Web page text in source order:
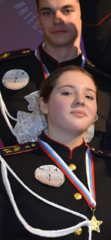
вице-